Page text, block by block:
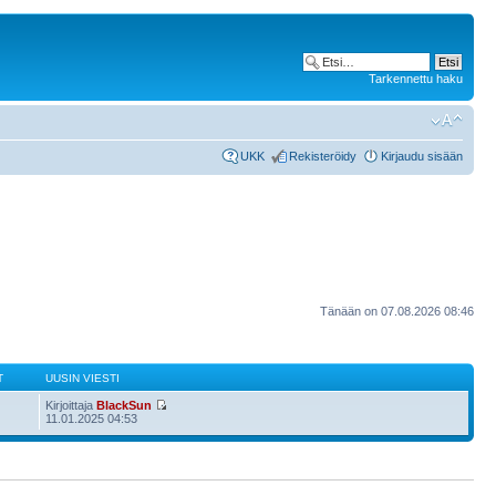
Tarkennettu haku
UKK Rekisteröidy Kirjaudu sisään
Tänään on 07.08.2026 08:46
UUSIN VIESTI
KirjoittajaBlackSun
11.01.2025 04:53